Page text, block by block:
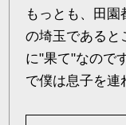
もっとも、田
の埼玉であると
に"果て"なので
で僕は息子を連